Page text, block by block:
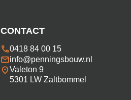
CONTACT
0418 84 00 15
info@penningsbouw.nl
Valeton 9
5301 LW Zaltbommel